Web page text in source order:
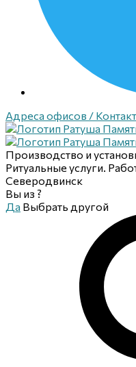
Адреса офисов /
Производство и
Ритуальные услуги.
Северодвинск
Вы из ?
Да Выбрать другой